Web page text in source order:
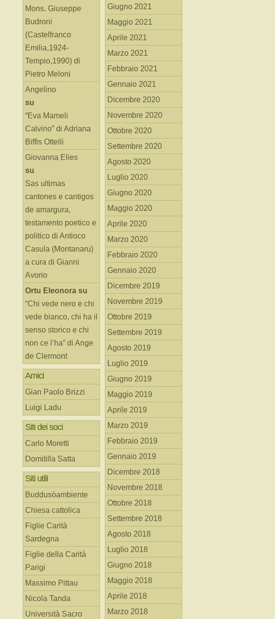
Mons. Giuseppe
Budroni
(Castelfranco
Emilia,1924-
Tempio,1990) di
Pietro Meloni
Angelino
su
“Eva Mameli
Calvino” di Adriana
Biffis Ottelli
Giovanna Elies
su
Sas ultimas
cantones e cantigos
de amargura,
testamento poetico e
politico di Antioco
Casula (Montanaru)
a cura di Gianni
Avorio
Ortu Eleonora su
“Chi vede nero e chi
vede bianco, chi ha il
senso storico e chi
non ce l’ha” di Ange
de Clermont
Amici
Gian Paolo Brizzi
Luigi Ladu
Siti dei soci
Carlo Moretti
Domitilla Satta
Siti utili
Buddusòambiente
Chiesa cattolica
Figlie Carità
Sardegna
Figlie della Carità
Parigi
Massimo Pittau
Nicola Tanda
Università Sacro
Giugno 2021
Maggio 2021
Aprile 2021
Marzo 2021
Febbraio 2021
Gennaio 2021
Dicembre 2020
Novembre 2020
Ottobre 2020
Settembre 2020
Agosto 2020
Luglio 2020
Giugno 2020
Maggio 2020
Aprile 2020
Marzo 2020
Febbraio 2020
Gennaio 2020
Dicembre 2019
Novembre 2019
Ottobre 2019
Settembre 2019
Agosto 2019
Luglio 2019
Giugno 2019
Maggio 2019
Aprile 2019
Marzo 2019
Febbraio 2019
Gennaio 2019
Dicembre 2018
Novembre 2018
Ottobre 2018
Settembre 2018
Agosto 2018
Luglio 2018
Giugno 2018
Maggio 2018
Aprile 2018
Marzo 2018